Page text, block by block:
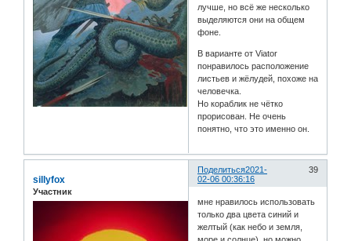
лучше, но всё же несколько
выделяются они на общем
фоне.
В варианте от Viator
понравилось расположение
листьев и жёлудей, похоже на
человечка.
Но кораблик не чётко
прорисован. Не очень
понятно, что это именно он.
Поделиться 39
2021-
02-06 00:36:16
sillyfox
Участник
мне нравилось использовать
только два цвета синий и
желтый (как небо и земля,